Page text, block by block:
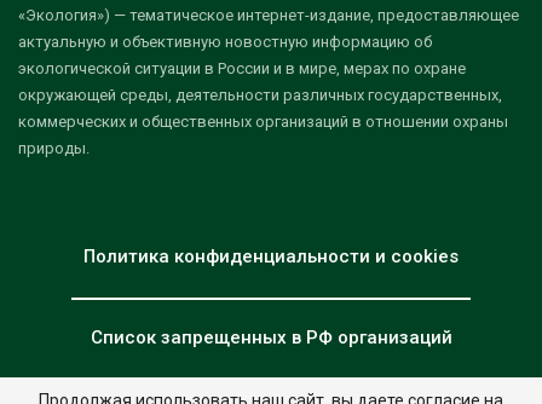
«Экология») — тематическое интернет-издание, предоставляющее
актуальную и объективную новостную информацию об
экологической ситуации в России и в мире, мерах по охране
окружающей среды, деятельности различных государственных,
коммерческих и общественных организаций в отношении охраны
природы.
Политика конфиденциальности и cookies
Список запрещенных в РФ организаций